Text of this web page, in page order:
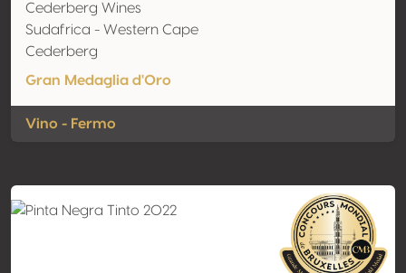
Cederberg Wines
Sudafrica - Western Cape
Cederberg
Gran Medaglia d'Oro
Vino - Fermo